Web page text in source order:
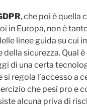
, che poi è quella
in Europa, non è
linee guida su cui
sicurezza. Qual è
di una certa
regola l’accesso a
che pesi pro e
alcuna priva di